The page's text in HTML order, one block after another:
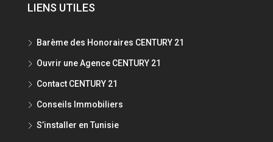
LIENS UTILES
Barème des Honoraires CENTURY 21
Ouvrir une Agence CENTURY 21
Contact CENTURY 21
Conseils Immobiliers
S’installer en Tunisie